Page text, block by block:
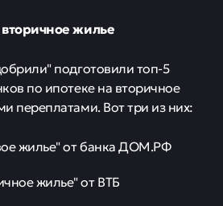
жилье
подготовили топ-5
по ипотеке на вторичное
переплатами. Вот три из них:
жилье" от банка ДОМ.РФ
жилье" от ВТБ